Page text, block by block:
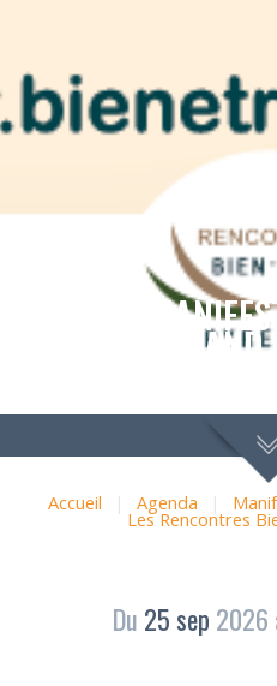
Accueil | Agenda |
Les Rencontres
Du 25sep 2026